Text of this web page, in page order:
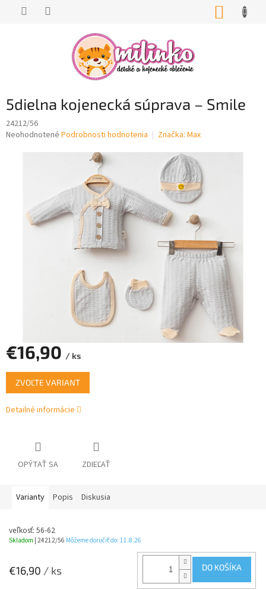
5dielna kojenecká súprava – Smile
24212/56
Priemerné
hviezdičiek.
Neohodnotené Podrobnosti hodnotenia Značka: Max
€16,90 / ks
Jednotková
cena:
ZVOĽTE VARIANT
Detailné informácie
OPÝTAŤ SA ZDIEĽAŤ
Varianty Popis Diskusia
veľkosť: 56-62
Skladom | 24212/56 Môžeme doručiť do: 11.8.26
€16,90 / ks DO KOŠÍKA